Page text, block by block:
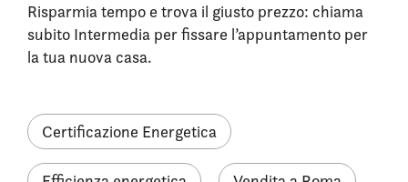
Risparmia tempo e trova il giusto prezzo: chiama
subito Intermedia per fissare l’appuntamento per
la tua nuova casa.
Certificazione Energetica